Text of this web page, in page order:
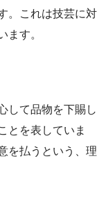
。これは技芸に対
ます。
して品物を下賜し
とを表していま
を払うという、理